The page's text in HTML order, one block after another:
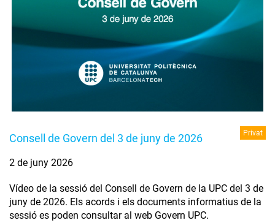
Consell de Govern del 3 de juny de 2026 Privat
2 de juny 2026
Vídeo de la sessió del Consell de Govern de la UPC del 3 de
juny de 2026. Els acords i els documents informatius de la
sessió es poden consultar al web Govern UPC.